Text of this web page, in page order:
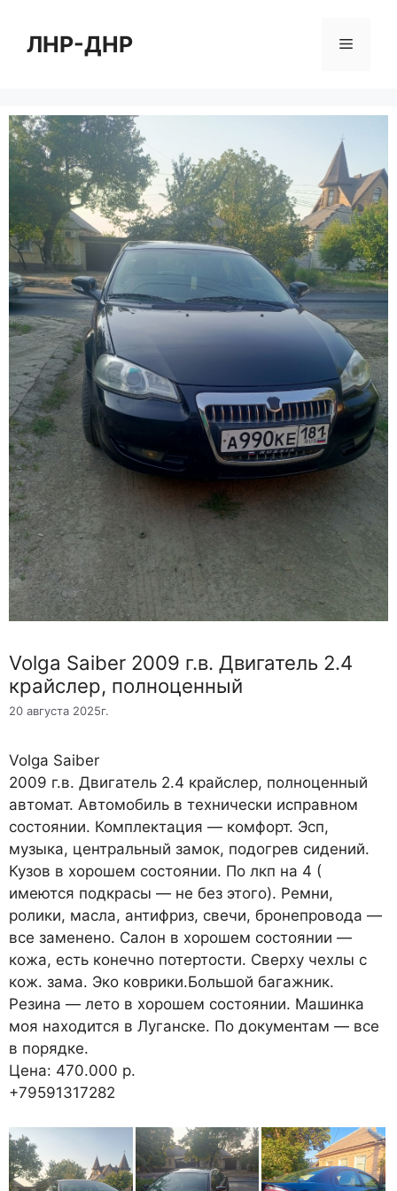
содержимому
ЛНР-ДНР Меню
Volga Saiber 2009 г.в. Двигатель 2.4
крайслер, полноценный
20 августа 2025г.
Volga Saiber
2009 г.в. Двигатель 2.4 крайслер, полноценный
автомат. Автомобиль в технически исправном
состоянии. Комплектация — комфорт. Эсп,
музыка, центральный замок, подогрев сидений.
Кузов в хорошем состоянии. По лкп на 4 (
имеются подкрасы — не без этого). Ремни,
ролики, масла, антифриз, свечи, бронепровода —
все заменено. Салон в хорошем состоянии —
кожа, есть конечно потертости. Сверху чехлы с
кож. зама. Эко коврики.Большой багажник.
Резина — лето в хорошем состоянии. Машинка
моя находится в Луганске. По документам — все
в порядке.
Цена: 470.000 р.
+79591317282